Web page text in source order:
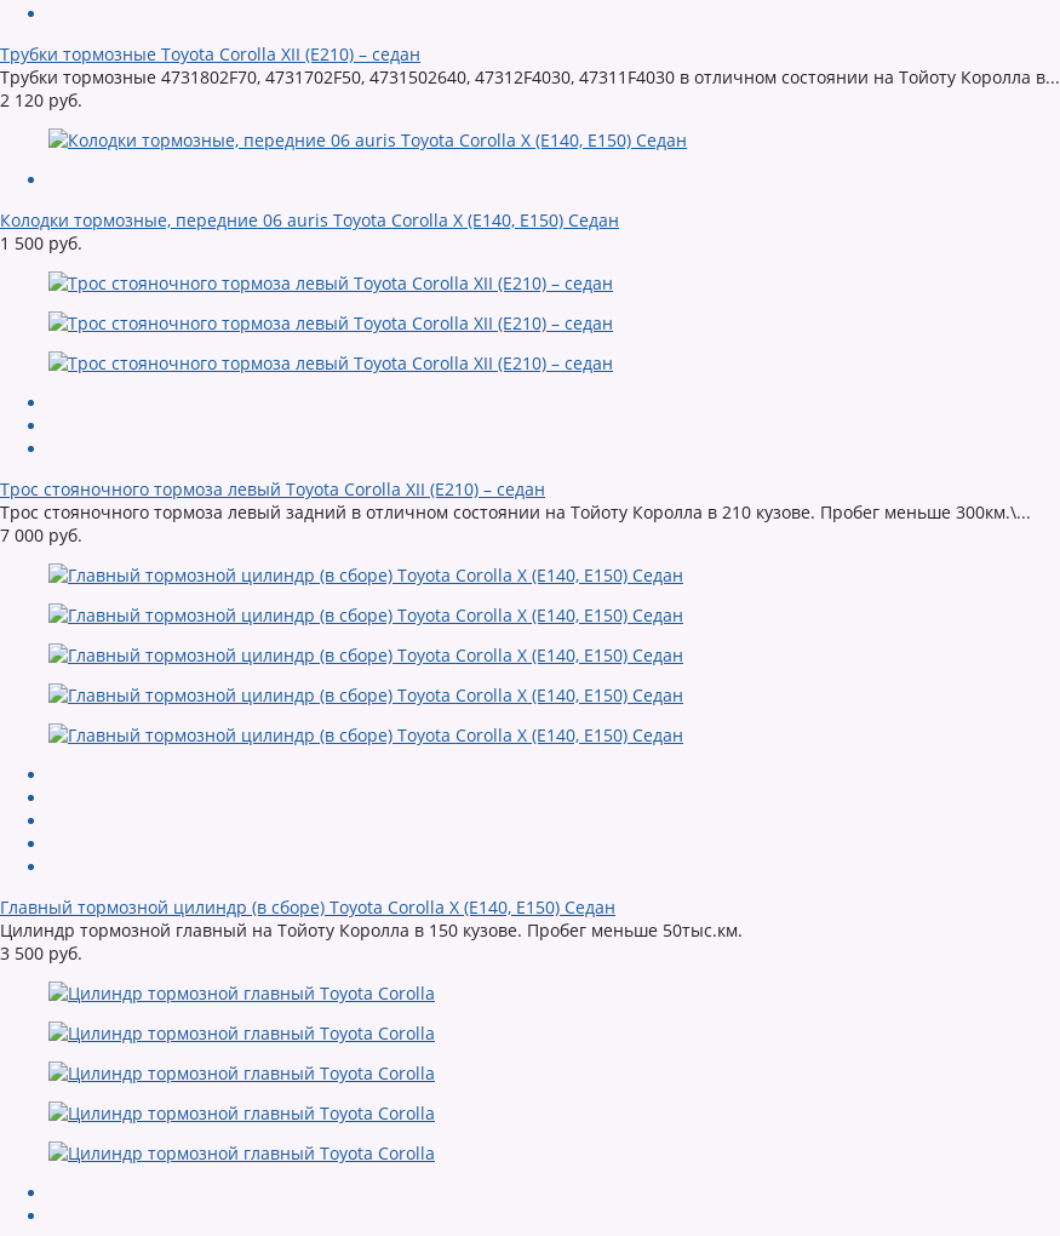
Трубки тормозные Toyota Corolla XII (E210) – седан
Трубки тормозные 4731802F70, 4731702F50, 4731502640, 47312F4030, 47311F4030 в отличном состоянии на Тойоту Королла в...
2 120 руб.
Колодки тормозные, передние 06 auris Toyota Corolla X (E140, E150) Седан
1 500 руб.
Трос стояночного тормоза левый Toyota Corolla XII (E210) – седан
Трос стояночного тормоза левый задний в отличном состоянии на Тойоту Королла в 210 кузове. Пробег меньше 300км.\...
7 000 руб.
Главный тормозной цилиндр (в сборе) Toyota Corolla X (E140, E150) Седан
Цилиндр тормозной главный на Тойоту Королла в 150 кузове. Пробег меньше 50тыс.км.
3 500 руб.